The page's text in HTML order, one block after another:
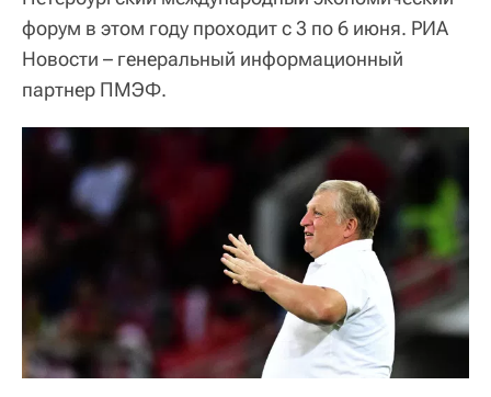
форум в этом году проходит с 3 по 6 июня. РИА
Новости – генеральный информационный
партнер ПМЭФ.